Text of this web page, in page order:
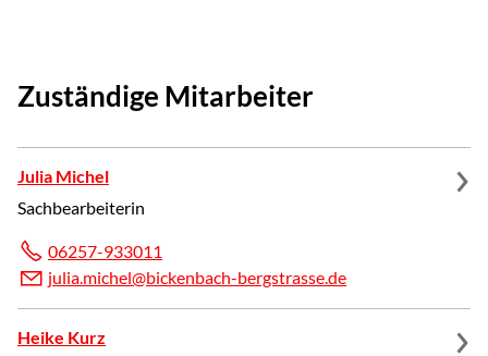
Zuständige Mitarbeiter
Julia Michel
Sachbearbeiterin
06257-933011
j l m ch l b ck nb ch-b rgstr ss d
Heike Kurz